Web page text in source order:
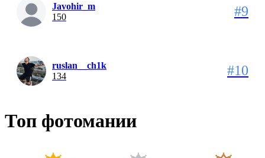
Javohir_m
150
#9
ruslan__ch1k
134
#10
Топ фотомании